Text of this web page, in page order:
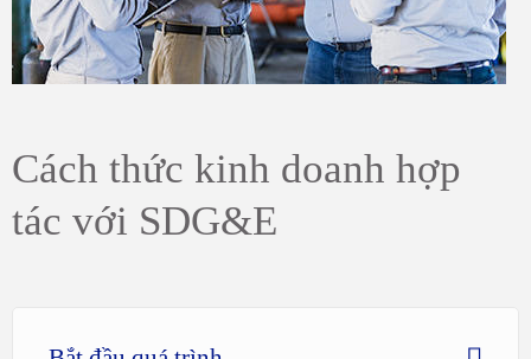
Cách thức kinh doanh hợp
tác với SDG&E